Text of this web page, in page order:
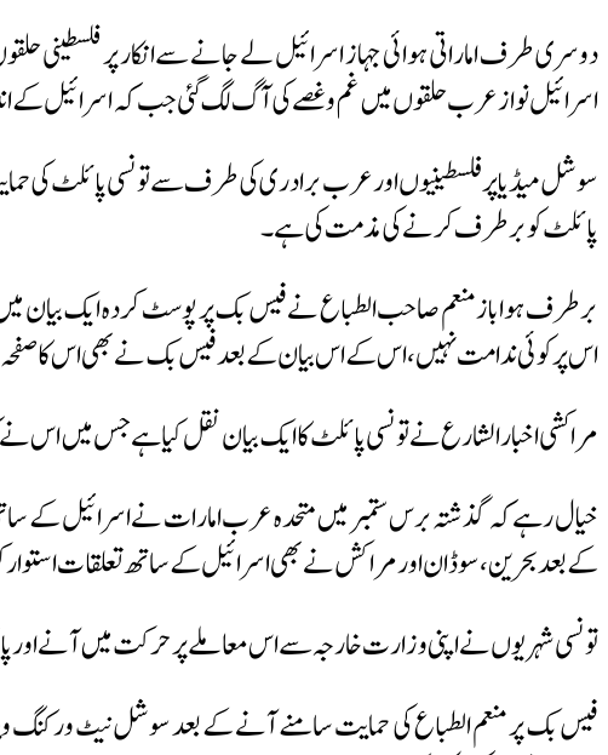
دوسری طرف اماراتی ہوائی جہاز اسرائیل لے جانے سے انکار پر
اسرائیل نواز عرب حلقوں میں غم وغصے کی آگ لگ گئیجبکہ اسرائیل کے
سوشل میڈیا پر فلسطینیوں اور عرب برادری کی طرف سے تونسی پائلٹ کی
پائلٹ کو برطرف کرنے کی مذمت کی ہے۔
برطرف ہواباز منعم صاحب الطباع نے فیس بک پر پوسٹ کردہ ایک بیان
اس پر کوئی ندامت نہیں، اس کے اس بیان کے بعد فیس بک نے بھی اس کا
مراکشی اخبار الشارع نے تونسی پائلٹ کا ایک بیان نقل کیا ہے جس میں اس نے
خیال رہے کہ گذشتہ برس ستمبر میں متحدہ عرب امارات نے اسرائیل کے ساتھ
کے بعد بحرین، سوڈان اور مراکش نے بھی اسرائیل کے ساتھ تعلقات
تونسی شہریوں نے اپنی وزارت خارجہ سے اس معاملے پر حرکت میں آنے اور
فیس بک پر منعم الطباع کی حمایت سامنے آنے کے بعد سوشل نیٹ ورکنگ